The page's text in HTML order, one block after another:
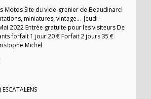
Motos Site du vide-grenier de Beaudinard
miniatures, vintage… Jeudi –
2022 Entrée gratuite pour les visiteurs De
forfait 1 jour 20 € Forfait 2 jours 35 €
Michel